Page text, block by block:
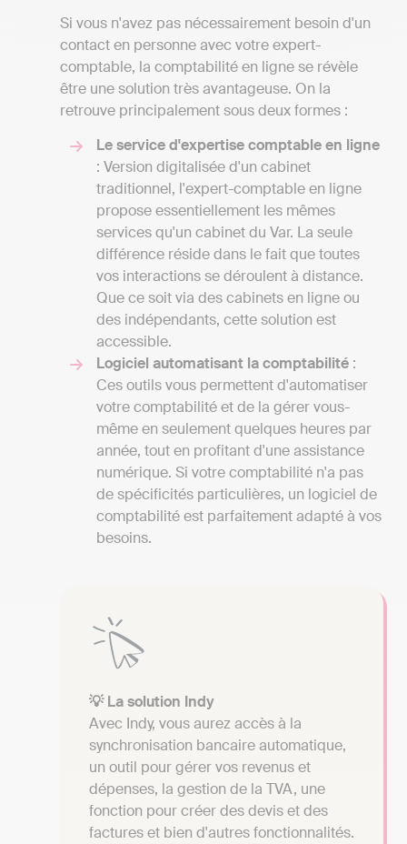
Si vous n'avez pas nécessairement besoin d'un
contact en personne avec votre expert-
comptable, la comptabilité en ligne se révèle
être une solution très avantageuse. On la
retrouve principalement sous deux formes :
Le service d'expertise comptable en ligne
: Version digitalisée d'un cabinet
traditionnel, l'expert-comptable en ligne
propose essentiellement les mêmes
services qu'un cabinet du Var. La seule
différence réside dans le fait que toutes
vos interactions se déroulent à distance.
Que ce soit via des cabinets en ligne ou
des indépendants, cette solution est
accessible.
Logiciel automatisant la comptabilité :
Ces outils vous permettent d'automatiser
votre comptabilité et de la gérer vous-
même en seulement quelques heures par
année, tout en profitant d'une assistance
numérique. Si votre comptabilité n'a pas
de spécificités particulières, un logiciel de
comptabilité est parfaitement adapté à vos
besoins.
💡 La solution Indy
Avec Indy, vous aurez accès à la
synchronisation bancaire automatique,
un outil pour gérer vos revenus et
dépenses, la gestion de la TVA, une
fonction pour créer des devis et des
factures et bien d'autres fonctionnalités.